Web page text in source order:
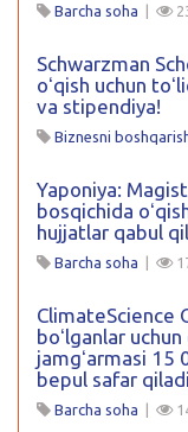
Barcha soha |
Schwarzman
oʻqish uchun
va stipendiya!
Biznesni
Yaponiya:
bosqichida
hujjatlar qabul
Barcha soha |
ClimateScience
boʻlganlar
jamgʻarmasi 15
bepul safar
Barcha soha |